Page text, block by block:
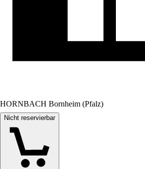
HORNBACH Bornheim (Pfalz)
Nicht reservierbar